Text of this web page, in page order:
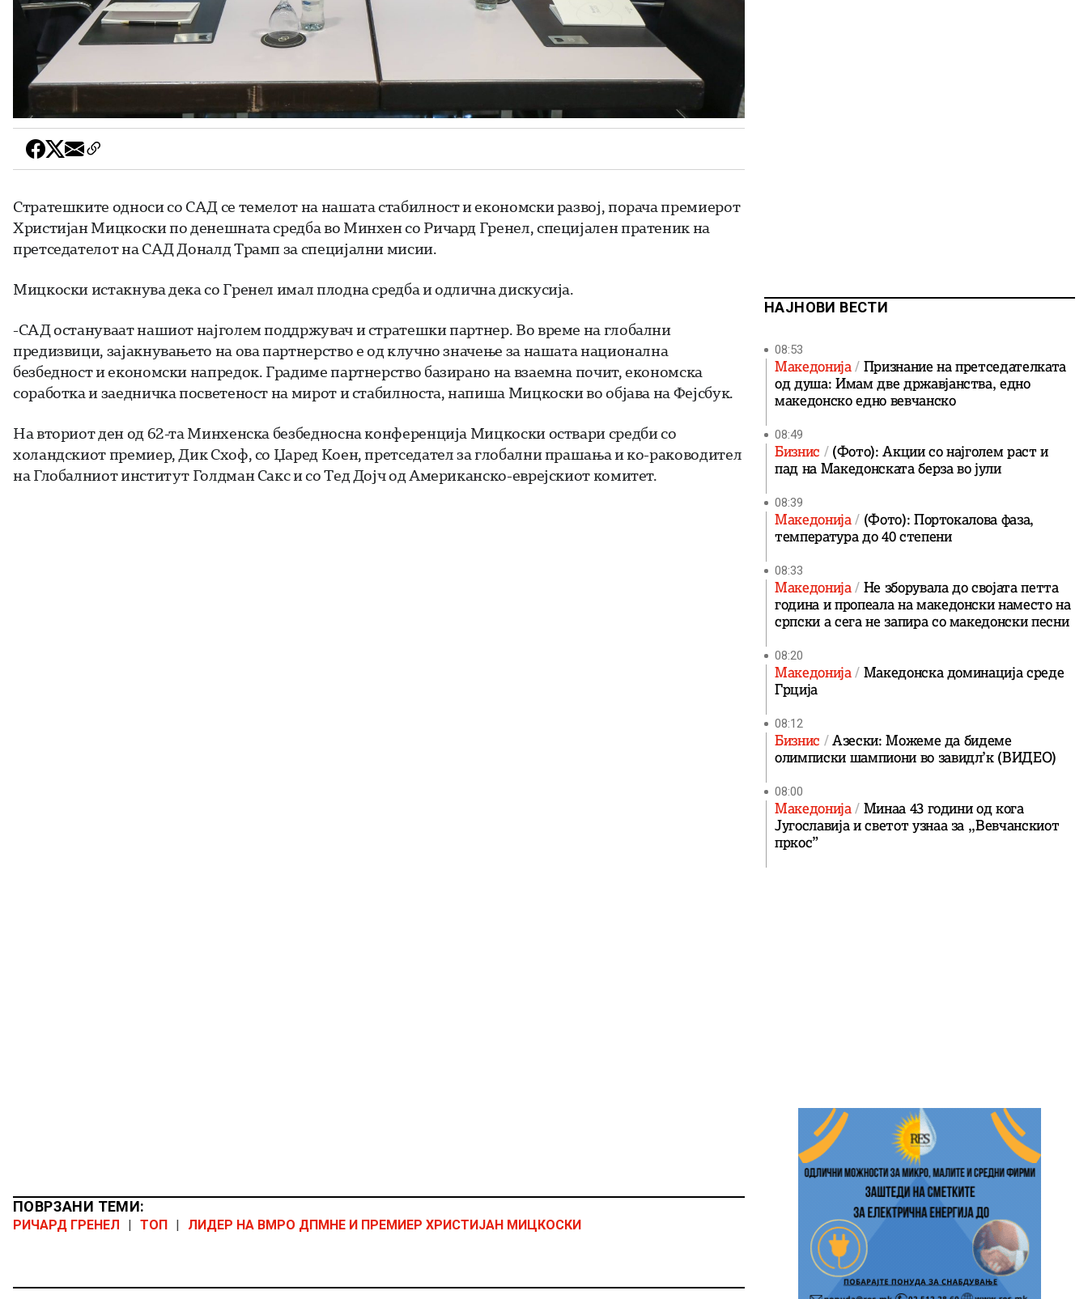
Стратешките односи со САД се темелот на нашата стабилност и економски развој, порача премиерот
Христијан Мицкоски по денешната средба во Минхен со Ричард Гренел, специјален пратеник на
претседателот на САД Доналд Трамп за специјални мисии.
Мицкоски истакнува дека со Гренел имал плодна средба и одлична дискусија.
-САД остануваат нашиот најголем поддржувач и стратешки партнер. Во време на глобални
предизвици, зајакнувањето на ова партнерство е од клучно значење за нашата национална
безбедност и економски напредок. Градиме партнерство базирано на взаемна почит, економска
соработка и заедничка посветеност на мирот и стабилноста, напиша Мицкоски во објава на Фејсбук.
На вториот ден од 62-та Минхенска безбедносна конференција Мицкоски оствари средби со
холандскиот премиер, Дик Схоф, со Џаред Коен, претседател за глобални прашања и ко-раководител
на Глобалниот институт Голдман Сакс и со Тед Дојч од Американско-еврејскиот комитет.
ПОВРЗАНИ ТЕМИ:
РИЧАРД ГРЕНЕЛ ТОП ЛИДЕР НА ВМРО ДПМНЕ И ПРЕМИЕР ХРИСТИЈАН МИЦКОСКИ
НАЈНОВИ ВЕСТИ
08:53
Македонија Признание на претседателката
од душа: Имам две државјанства, едно
македонско едно вевчанско
08:49
Бизнис
(Фото): Акции со најголем раст и
пад на Македонската берза во јули
08:39
Македонија (Фото): Портокалова фаза,
температура до 40 степени
08:33
Македонија Не зборувала до својата петта
година и пропеала на македонски наместо на
српски а сега не запира со македонски песни
08:20
Македонија Македонска доминација среде
Грција
08:12
Бизнис
Азески: Можеме да бидеме
олимписки шампиони во завидл’к (ВИДЕО)
08:00
Македонија Минаа 43 години од кога
Југославија и светот узнаа за ,,Вевчанскиот
пркос”